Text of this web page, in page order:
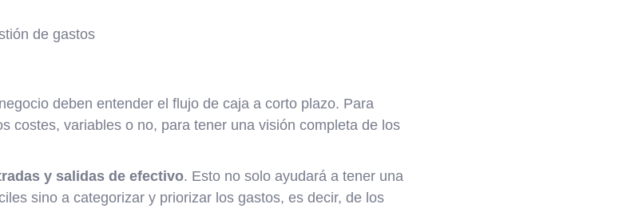
de gastos
deben entender el flujo de caja a corto plazo. Para
costes, variables o no, para tener una visión completa de los
y salidas de efectivo. Esto no solo ayudará a tener una
sino a categorizar y priorizar los gastos, es decir, de los